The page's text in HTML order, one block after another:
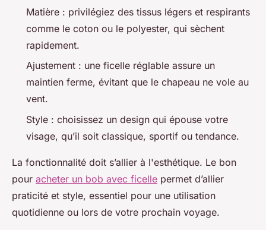
Matière : privilégiez des tissus légers et respirants
comme le coton ou le polyester, qui sèchent
rapidement.
Ajustement : une ficelle réglable assure un
maintien ferme, évitant que le chapeau ne vole au
vent.
Style : choisissez un design qui épouse votre
visage, qu’il soit classique, sportif ou tendance.
La fonctionnalité doit s’allier à l'esthétique. Le bon
pour acheter un bob avec ficelle permet d’allier
praticité et style, essentiel pour une utilisation
quotidienne ou lors de votre prochain voyage.